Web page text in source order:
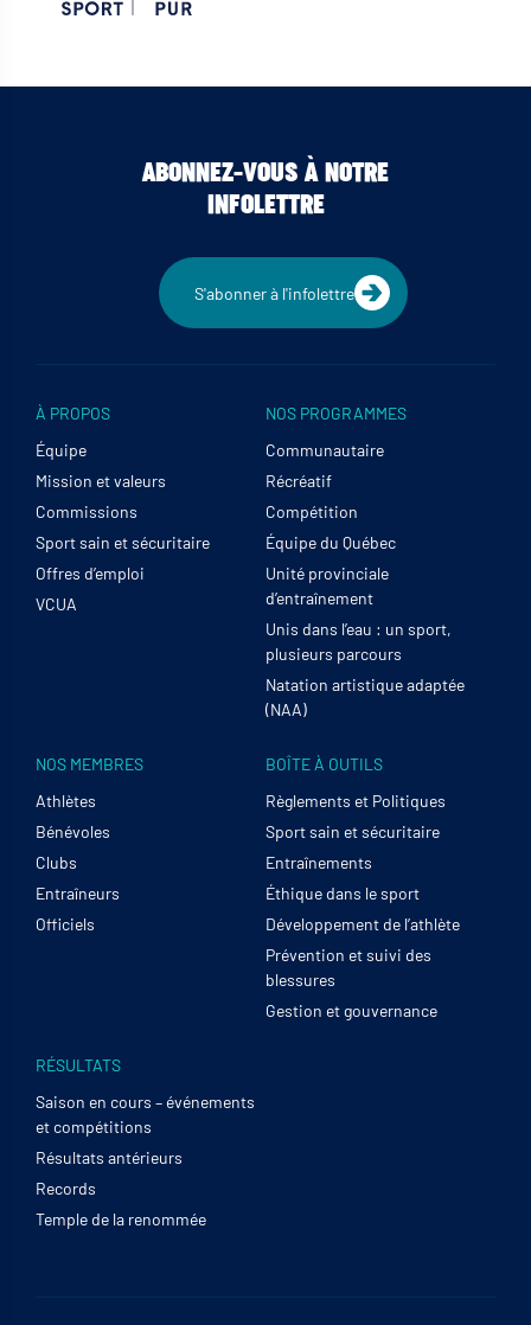
ABONNEZ-VOUS À NOTRE
INFOLETTRE
S'abonner à l'infolettre
À PROPOS
Équipe
Mission et valeurs
Commissions
Sport sain et sécuritaire
Offres d’emploi
VCUA
NOS PROGRAMMES
Communautaire
Récréatif
Compétition
Équipe du Québec
Unité provinciale
d’entraînement
Unis dans l’eau : un sport,
plusieurs parcours
Natation artistique adaptée
(NAA)
NOS MEMBRES
Athlètes
Bénévoles
Clubs
Entraîneurs
Officiels
BOÎTE À OUTILS
Règlements et Politiques
Sport sain et sécuritaire
Entraînements
Éthique dans le sport
Développement de l’athlète
Prévention et suivi des
blessures
Gestion et gouvernance
RÉSULTATS
Saison en cours – événements
et compétitions
Résultats antérieurs
Records
Temple de la renommée